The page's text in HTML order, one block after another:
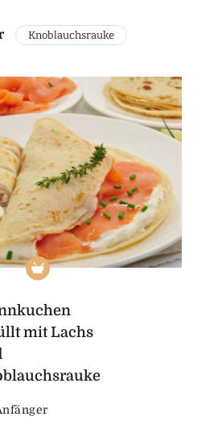
Knoblauchsrauke
mit Lachs